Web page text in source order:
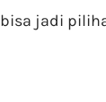
jadi